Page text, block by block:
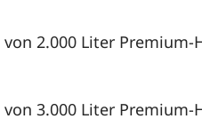
von 2.000 Liter
von 3.000 Liter